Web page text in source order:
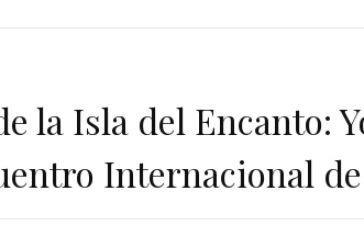
la Isla del Encanto:
Internacional